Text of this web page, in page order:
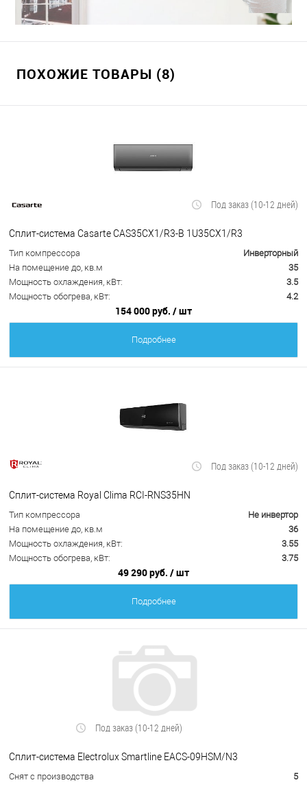
ПОХОЖИЕ ТОВАРЫ (8)
Под заказ (10-12 дней)
Сплит-система Casarte CAS35CX1/R3-B 1U35CX1/R3
Тип компрессора
Инверторный
На помещение до, кв.м
35
Мощность охлаждения, кВт:
3.5
Мощность обогрева, кВт:
4.2
154 000 руб. / шт
Подробнее
Под заказ (10-12 дней)
Сплит-система Royal Clima RCI-RNS35HN
Тип компрессора
Не инвертор
На помещение до, кв.м
36
Мощность охлаждения, кВт:
3.55
Мощность обогрева, кВт:
3.75
49 290 руб. / шт
Подробнее
Под заказ (10-12 дней)
Сплит-система Electrolux Smartline EACS-09HSM/N3
Снят с производства
5